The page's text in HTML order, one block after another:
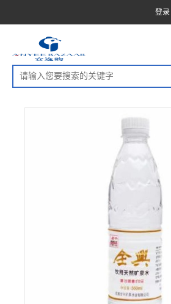
登录